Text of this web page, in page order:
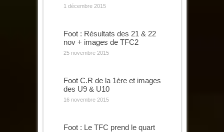
1 décembre 2015
Foot : Résultats des 21 & 22
nov + images de TFC2
25 novembre 2015
Foot C.R de la 1ère et images
des U9 & U10
16 novembre 2015
Foot : Le TFC prend le quart